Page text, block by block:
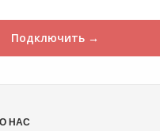
Подключить →
О НАС